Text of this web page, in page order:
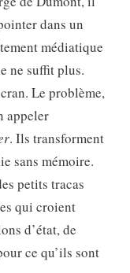
dans un
médiatique
ne suffit plus.
Le problème,
appeler
. Ils transforment
sans mémoire.
petits tracas
qui croient
d’état, de
ce qu’ils sont